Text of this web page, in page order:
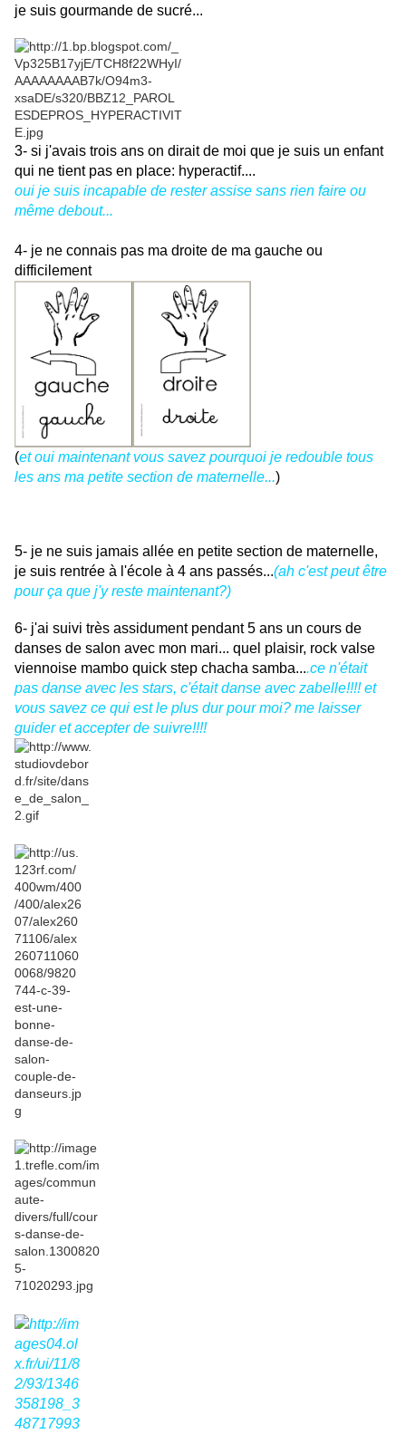
je suis gourmande de sucré...
3- si j'avais trois ans on dirait de moi que je suis un enfant
qui ne tient pas en place: hyperactif....
oui je suis incapable de rester assise sans rien faire ou
même debout...
4- je ne connais pas ma droite de ma gauche ou
difficilement
(et oui maintenant vous savez pourquoi je redouble tous
les ans ma petite section de maternelle...)
5- je ne suis jamais allée en petite section de maternelle,
je suis rentrée à l'école à 4 ans passés...(ah c'est peut être
pour ça que j'y reste maintenant?)
6- j'ai suivi très assidument pendant 5 ans un cours de
danses de salon avec mon mari... quel plaisir, rock valse
viennoise mambo quick step chacha samba....ce n'était
pas danse avec les stars, c'était danse avec zabelle!!!! et
vous savez ce qui est le plus dur pour moi? me laisser
guider et accepter de suivre!!!!